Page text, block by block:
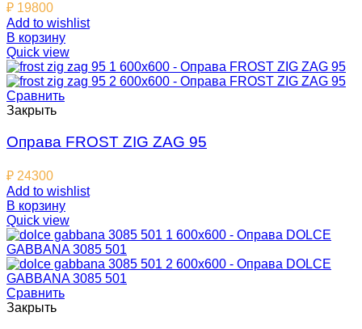
₽ 19800
Add to wishlist
В корзину
Quick view
Сравнить
Закрыть
Оправа FROST ZIG ZAG 95
₽ 24300
Add to wishlist
В корзину
Quick view
Сравнить
Закрыть